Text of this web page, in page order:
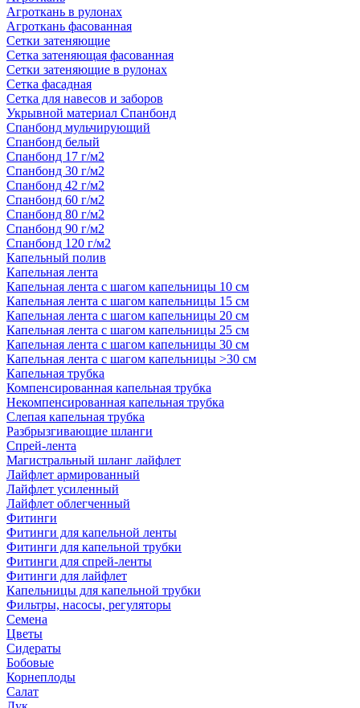
Агроткань в рулонах
Агроткань фасованная
Сетки затеняющие
Сетка затеняющая фасованная
Сетки затеняющие в рулонах
Сетка фасадная
Сетка для навесов и заборов
Укрывной материал Спанбонд
Спанбонд мульчирующий
Спанбонд белый
Спанбонд 17 г/м2
Спанбонд 30 г/м2
Спанбонд 42 г/м2
Спанбонд 60 г/м2
Спанбонд 80 г/м2
Спанбонд 90 г/м2
Спанбонд 120 г/м2
Капельный полив
Капельная лента
Капельная лента с шагом капельницы 10 см
Капельная лента с шагом капельницы 15 см
Капельная лента с шагом капельницы 20 см
Капельная лента с шагом капельницы 25 см
Капельная лента с шагом капельницы 30 см
Капельная лента с шагом капельницы >30 см
Капельная трубка
Компенсированная капельная трубка
Некомпенсированная капельная трубка
Слепая капельная трубка
Разбрызгивающие шланги
Спрей-лента
Магистральный шланг лайфлет
Лайфлет армированный
Лайфлет усиленный
Лайфлет облегченный
Фитинги
Фитинги для капельной ленты
Фитинги для капельной трубки
Фитинги для спрей-ленты
Фитинги для лайфлет
Капельницы для капельной трубки
Фильтры, насосы, регуляторы
Семена
Цветы
Сидераты
Бобовые
Корнеплоды
Салат